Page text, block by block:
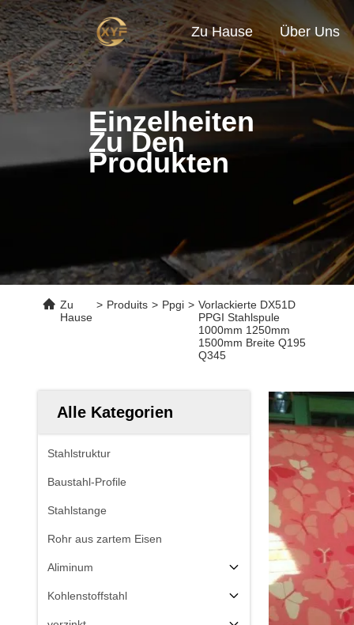
Zu Hause Über Uns
Einzelheiten
Zu Den
Produkten
Zu
Hause
> Produits > Ppgi > Vorlackierte DX51D
PPGI Stahlspule
1000mm 1250mm
1500mm Breite Q195
Q345
Alle Kategorien
Stahlstruktur
Baustahl-Profile
Stahlstange
Rohr aus zartem Eisen
Aliminum
Kohlenstoffstahl